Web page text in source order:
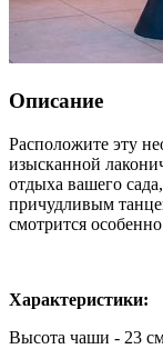
Описание
Расположите эту
изысканной
отдыха вашего
причудливым
смотрится
Характеристики:
Высота чаши - 23